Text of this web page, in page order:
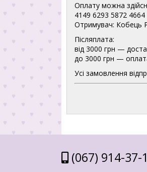
Оплату можна
4149 6293 5872 4664
Отримувач: Кобець
Післяплата:
від 3000 грн —
до 3000 грн —
Усі замовлення
(067) 914-37-